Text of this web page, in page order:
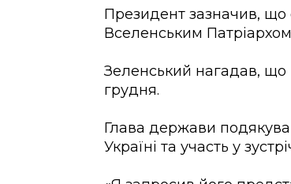
Президент зазначив, що
Вселенським
Зеленський нагадав, що
грудня.
Глава держави
Україні та участь у